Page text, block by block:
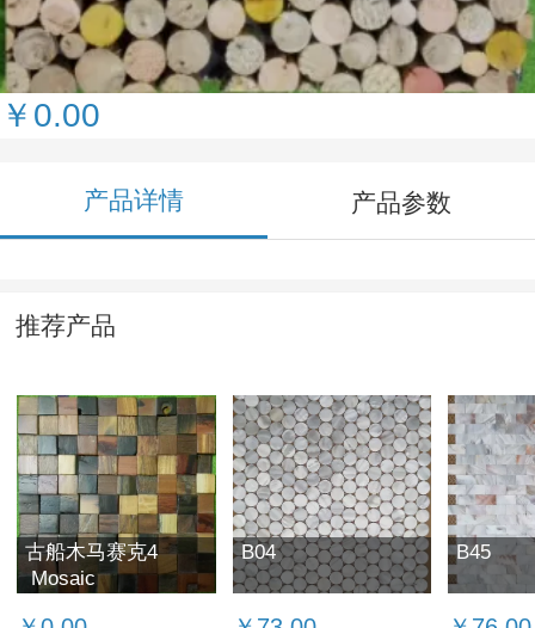
古船木马赛克19
￥0.00
产品详情 产品参数
推荐产品
古船木马赛克4
Mosaic
B04 B45